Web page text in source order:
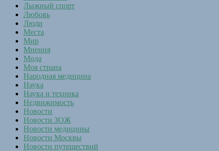
Лыжный спорт
Любовь
Люди
Места
Мир
Мнения
Мода
Моя страна
Народная медицина
Наука
Наука и техника
Недвижимость
Новости
Новости ЗОЖ
Новости медицины
Новости Москвы
Новости путешествий